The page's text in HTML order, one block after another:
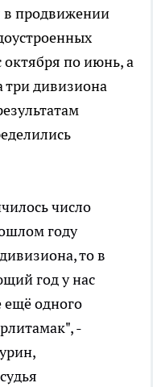
в продвижении
по июнь, а
три дивизиона
число
году
то в
год у нас
ещё одного
-